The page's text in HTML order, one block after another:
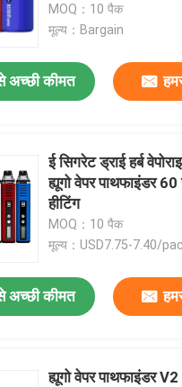
MOQ：10 पैक
मूल्य：Bargain
अच्छी कीमत
ई सिगरेट ड्राई हर्ब
ह्यूगो वेपर पाथफाइंडर
हीटिंग
MOQ：10 पैक
मूल्य：USD7.75-7.40/
अच्छी कीमत
ह्यूगो वेपर पाथफाइंडर